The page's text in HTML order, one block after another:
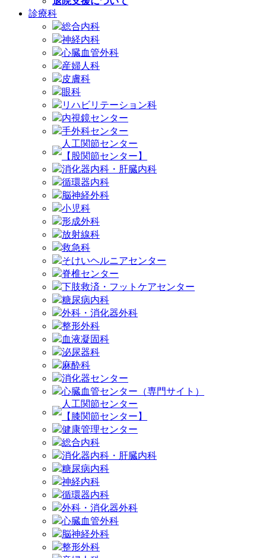
診療科
総合内科
神経内科
心臓血管外科
産婦人科
皮膚科
眼科
リハビリテーション科
内視鏡センター
手外科センター
人工関節センター
【股関節センター】
消化器内科・肝臓内科
循環器内科
脳神経外科
小児科
形成外科
放射線科
救急科
そけいヘルニアセンター
脊椎センター
下肢救済・フットケアセンター
糖尿病内科
外科・消化器外科
整形外科
血液凝固科
泌尿器科
麻酔科
消化器センター
心臓血管センター（専門サイト）
人工関節センター
【膝関節センター】
健康管理センター
総合内科
消化器内科・肝臓内科
糖尿病内科
神経内科
循環器内科
外科・消化器外科
心臓血管外科
脳神経外科
整形外科